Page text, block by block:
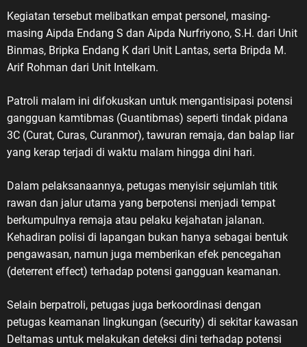
Kegiatan tersebut melibatkan empat personel, masing-
masing Aipda Endang S dan Aipda Nurfriyono, S.H. dari Unit
Binmas, Bripka Endang K dari Unit Lantas, serta Bripda M.
Arif Rohman dari Unit Intelkam.
Patroli malam ini difokuskan untuk mengantisipasi potensi
gangguan kamtibmas (Guantibmas) seperti tindak pidana
3C (Curat, Curas, Curanmor), tawuran remaja, dan balap liar
yang kerap terjadi di waktu malam hingga dini hari.
Dalam pelaksanaannya, petugas menyisir sejumlah titik
rawan dan jalur utama yang berpotensi menjadi tempat
berkumpulnya remaja atau pelaku kejahatan jalanan.
Kehadiran polisi di lapangan bukan hanya sebagai bentuk
pengawasan, namun juga memberikan efek pencegahan
(deterrent effect) terhadap potensi gangguan keamanan.
Selain berpatroli, petugas juga berkoordinasi dengan
petugas keamanan lingkungan (security) di sekitar kawasan
Deltamas untuk melakukan deteksi dini terhadap potensi